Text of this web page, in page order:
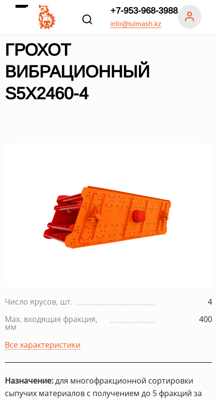
+7-953-968-3988
info@tulmash.kz
ГРОХОТ
ВИБРАЦИОННЫЙ
S5X2460-4
Число ярусов, шт.
4
Max. входящая фракция,
мм
400
Все характеристики
Назначение:для многофракционной сортировки
сыпучих материалов с получением до 5 фракций за